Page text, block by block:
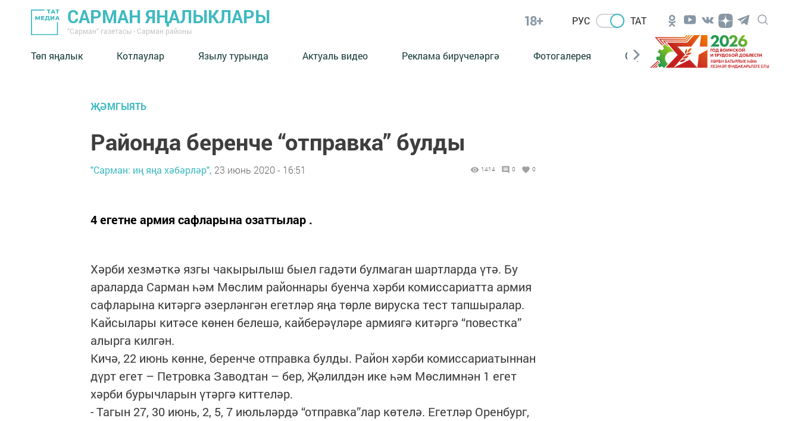
САРМАН ЯҢАЛЫКЛАРЫ
"Сарман" газетасы - Сарман районы
18+ РУС ТАТ
Төп яңалык Котлаулар Язылу турында Актуаль видео Реклама бирүчеләргә Фотогалерея Сораштыру
ҖӘМГЫЯТЬ
Районда беренче “отправка” булды
"Сарман: иң яңа хәбәрләр", 23 июнь 2020 - 16:51 1414 0 0
4 егетне армия сафларына озаттылар .
Хәрби хезмәткә язгы чакырылыш быел гадәти булмаган шартларда үтә. Бу
араларда Сарман һәм Мөслим районнары буенча хәрби комиссариатта армия
сафларына китәргә әзерләнгән егетләр яңа төрле вируска тест тапшыралар.
Кайсылары китәсе көнен белешә, кайберәүләре армиягә китәргә “повестка”
алырга килгән.
Кичә, 22 июнь көнне, беренче отправка булды. Район хәрби комиссариатыннан
дүрт егет – Петровка Заводтан – бер, Җәлилдән ике һәм Мөслимнән 1 егет
хәрби бурычларын үтәргә киттеләр.
- Тагын 27, 30 июнь, 2, 5, 7 июльләрдә “отправка”лар көтелә. Егетләр Оренбург,